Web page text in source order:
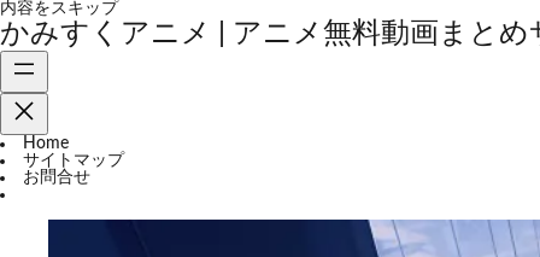
内容をスキップ
かみすくアニメ | アニメ無料動画まとめ
Home
サイトマップ
お問合せ